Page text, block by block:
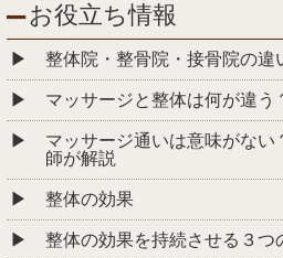
お役立ち情報
整体院・整骨院・接骨院の違
マッサージと整体は何が違う
マッサージ通いは意味がな
師が解説
整体の効果
整体の効果を持続させる３つ